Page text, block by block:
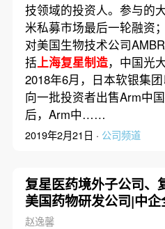
技领域的投资人。参与的
米私募市场最后一轮融资
对美国生物技术公司
括 上海复星制造，中国光
2018年6月，日本软银集团
向一批投资者出售Arm中
后，Arm中……
2019年2月21日 · 公司频道
复星医药境外子公司、
美国药物研发公司|中
赵逸馨